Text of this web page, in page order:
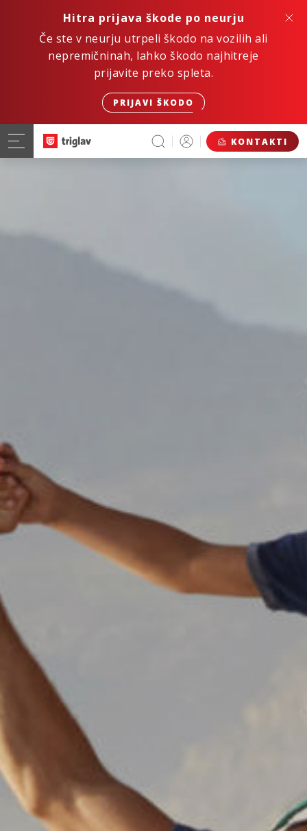
Hitra prijava škode po neurju
Če ste v neurju utrpeli škodo na vozilih ali
nepremičninah, lahko škodo najhitreje
prijavite preko spleta.
PRIJAVI ŠKODO
KONTAKTI